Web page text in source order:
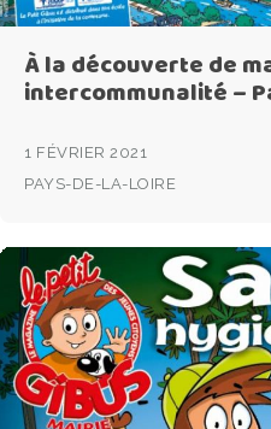
À la découverte de
intercommunalité –
1 FÉVRIER 2021
PAYS-DE-LA-LOIRE